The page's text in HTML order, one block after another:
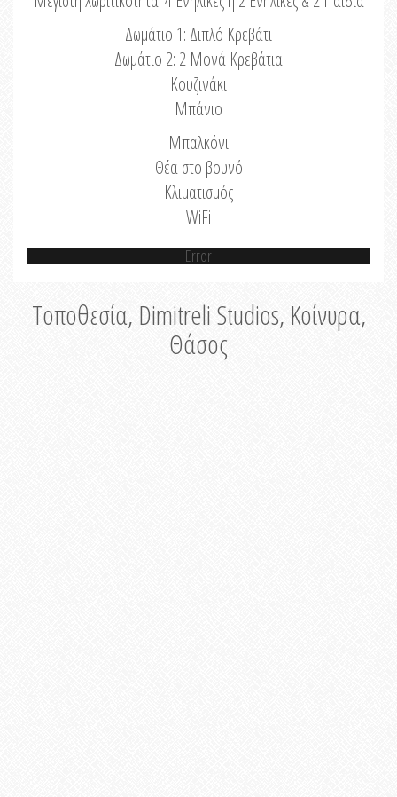
Δωμάτιο 1: Διπλό Κρεβάτι
Δωμάτιο 2: 2 Μονά Κρεβάτια
Κουζινάκι
Μπάνιο
Μπαλκόνι
Θέα στο βουνό
Κλιματισμός
WiFi
Error
Τοποθεσία, Dimitreli Studios, Κοίνυρα,
Θάσος